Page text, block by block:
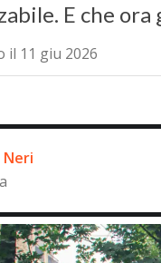
E che ora
il 11 giu 2026